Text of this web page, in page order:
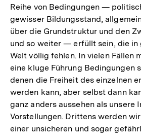
Reihe von Bedingungen —
gewisser Bildungsstand,
über die Grundstruktur und den
und so weiter — erfüllt sein, die in
Welt völlig fehlen. In vielen Fällen
eine kluge Führung Bedingungen
denen die Freiheit des einzelnen
werden kann, aber selbst dann
ganz anders aussehen als unsere
Vorstellungen. Drittens werden
einer unsicheren und sogar